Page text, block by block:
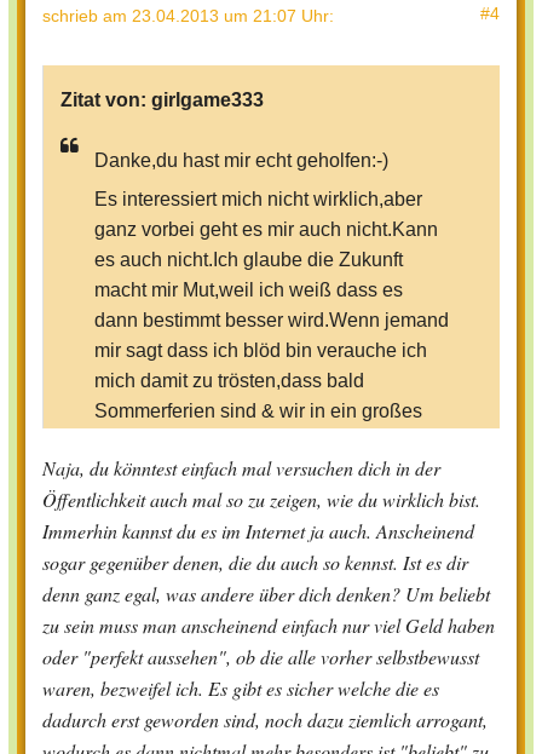
schrieb am 23.04.2013 um 21:07 Uhr: #4
Zitat von: girlgame333
Danke,du hast mir echt geholfen:-)
Es interessiert mich nicht wirklich,aber
ganz vorbei geht es mir auch nicht.Kann
es auch nicht.Ich glaube die Zukunft
macht mir Mut,weil ich weiß dass es
dann bestimmt besser wird.Wenn jemand
mir sagt dass ich blöd bin verauche ich
mich damit zu trösten,dass bald
Sommerferien sind & wir in ein großes
machen.Ich mag meine Freundin,sie mag
mich auch, sonst würde sie bestimmt
nicht mit mir befreundet sein wollen,ich
schätze mal dass sie mir helfen
will,beliebter zu sein,weil sie denkt dass
das cool ist.
Sie realisiert nicht,dass ich mich nicht
ändern will/kann sie will dass ich
selbstbewusster bin,das will ich auch
Naja, du könntest einfach mal versuchen dich in der
Öffentlichkeit auch mal so zu zeigen, wie du wirklich bist.
Immerhin kannst du es im Internet ja auch. Anscheinend
sogar gegenüber denen, die du auch so kennst. Ist es dir
denn ganz egal, was andere über dich denken? Um beliebt
zu sein muss man anscheinend einfach nur viel Geld haben
oder "perfekt aussehen", ob die alle vorher selbstbewusst
waren, bezweifel ich. Es gibt es sicher welche die es
dadurch erst geworden sind, noch dazu ziemlich arrogant,